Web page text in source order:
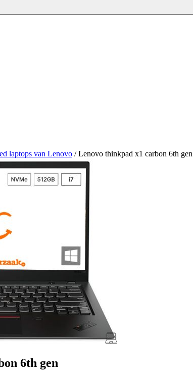
laptops van Lenovo / Lenovo thinkpad x1 carbon 6th gen
6th gen